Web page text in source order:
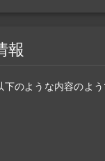
報
下のような内容のよ